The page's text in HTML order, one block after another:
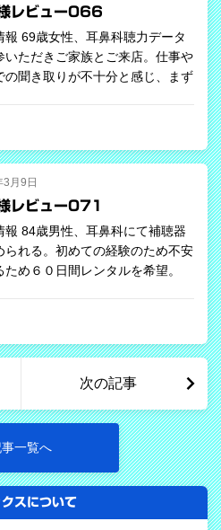
レビュー066
報 69歳女性、耳鼻科聴力データ
いただきご家族とご来店。仕事や
の聞き取りが不十分と感じ、まず
月9日
レビュー071
報 84歳男性、耳鼻科にて補聴器
られる。初めての経験のため不安
ため６０日間レンタルを希望。
次の記事
一覧へ
スについて